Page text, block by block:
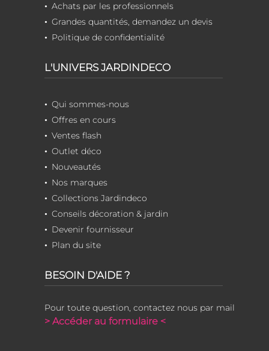
Achats par les professionnels
Grandes quantités, demandez un devis
Politique de confidentialité
L'UNIVERS JARDINDECO
Qui sommes-nous
Offres en cours
Ventes flash
Outlet déco
Nouveautés
Nos marques
Collections Jardindeco
Conseils décoration & jardin
Devenir fournisseur
Plan du site
BESOIN D'AIDE ?
Pour toute question, contactez nous par mail
> Accéder au formulaire <